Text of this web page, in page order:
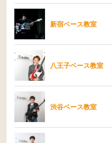
新宿ベース教室
八王子ベース教室
渋谷ベース教室